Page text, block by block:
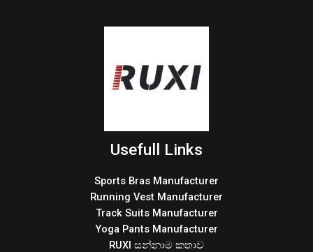
Usefull Links
Sports Bras Manufacturer
Running Vest Manufacturer
Track Suits Manufacturer
Yoga Pants Manufacturer
RUXI සන්නාම කතාව